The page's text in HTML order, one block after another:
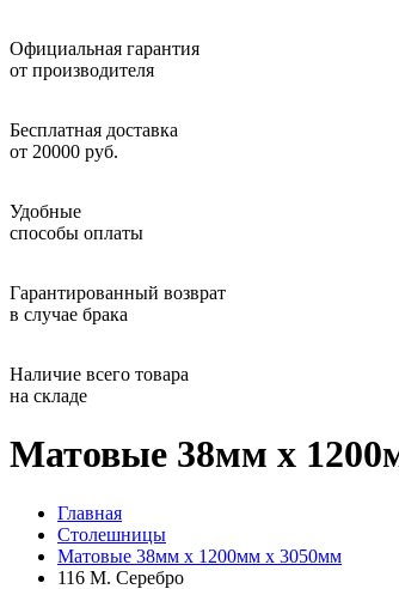
Официальная гарантия
от производителя
Бесплатная доставка
от 20000 руб.
Удобные
способы оплаты
Гарантированный возврат
в случае брака
Наличие всего товара
на складе
Матовые 38мм х
Главная
Столешницы
Матовые 38мм х 1200мм х 3050мм
116 М. Серебро